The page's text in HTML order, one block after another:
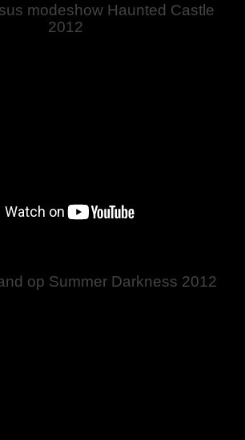
modeshow Haunted Castle
2012
op Summer Darkness 2012